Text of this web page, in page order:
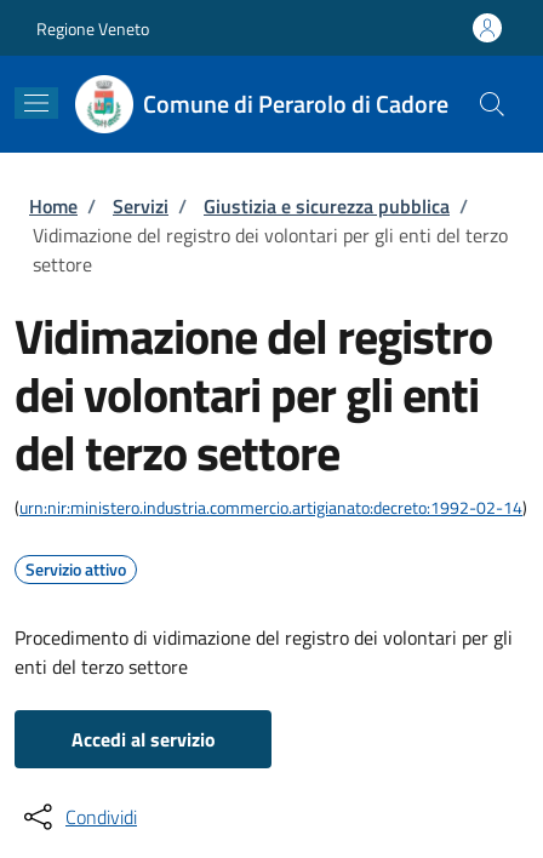
Regione Veneto
Comune di Perarolo di Cadore
Briciole di pane
Home / Servizi / Giustizia e sicurezza pubblica /
Vidimazione del registro dei volontari per gli enti del terzo
settore
Vidimazione del registro
dei volontari per gli enti
del terzo settore
(urn:nir:ministero.industria.commercio.artigianato:decreto:1992-02-14)
Servizio attivo
Procedimento di vidimazione del registro dei volontari per gli
enti del terzo settore
Accedi al servizio
Condividi